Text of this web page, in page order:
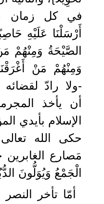
في كل زمان
أَرْسَلْنَا عَلَيْهِ
الصَّيْحَةُ وَمِنْهُمْ
وَمِنْهُمْ مَنْ
-ولا رادّ
أن يأخذ
الإسلام بأيدي
حكى الله
مَصارع
الْجَمْعُ وَيُوَلُّونَ
أمّا تأخر